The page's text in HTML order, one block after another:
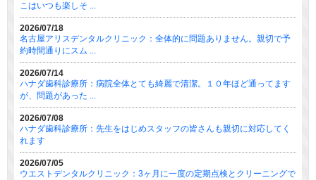
こはいつも楽しそ ...
2026/07/18
名古屋アリスデンタルクリニック：全体的に問題ありません。親切で予
約時間通りにスム ...
2026/07/14
ハナダ歯科診療所：病院全体とても綺麗で清潔。１０年ほど通ってます
が、問題があった ...
2026/07/08
ハナダ歯科診療所：先生をはじめスタッフの皆さんも親切に対応してく
れます
2026/07/05
ウエストデンタルクリニック：3ヶ月に一度の定期点検とクリーニングで